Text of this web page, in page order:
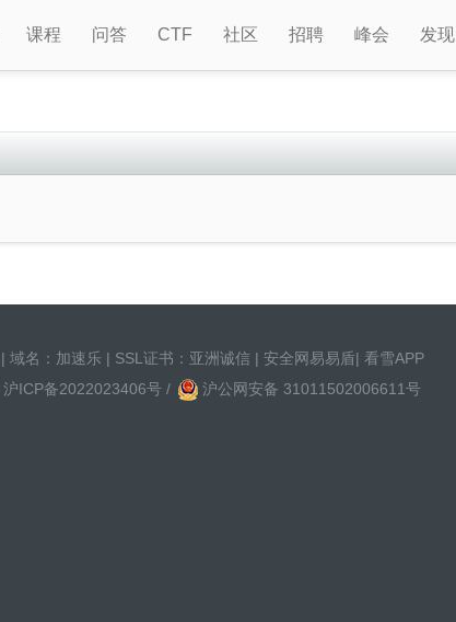
课程 问答 CTF 社区 招聘 峰会 发现
| 域名： 加速乐 | SSL证书： 亚洲诚信 | 安全网易易盾| 看雪APP
沪ICP备2022023406号 / 沪公网安备 31011502006611号